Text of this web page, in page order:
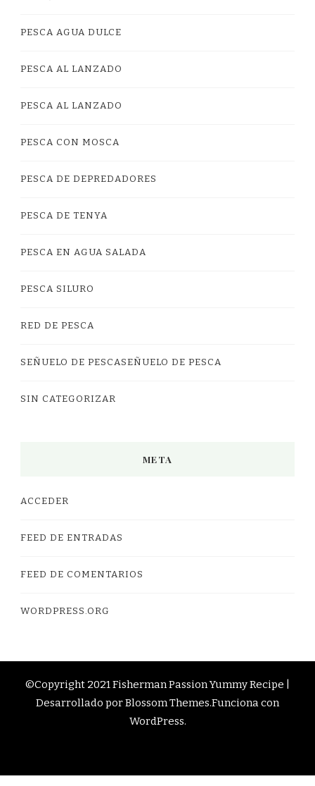
PESCA AGUA DULCE
PESCA AL LANZADO
PESCA AL LANZADO
PESCA CON MOSCA
PESCA DE DEPREDADORES
PESCA DE TENYA
PESCA EN AGUA SALADA
PESCA SILURO
RED DE PESCA
SEÑUELO DE PESCASEÑUELO DE PESCA
SIN CATEGORIZAR
META
ACCEDER
FEED DE ENTRADAS
FEED DE COMENTARIOS
WORDPRESS.ORG
©Copyright 2021 Fisherman PassionYummy Recipe |
Desarrollado porBlossom Themes.Funciona con
WordPress.